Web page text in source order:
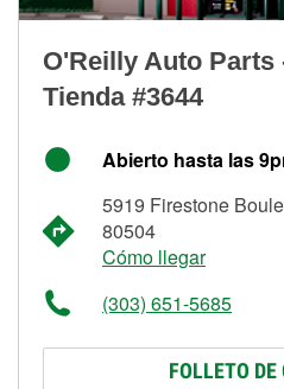
O'Reilly Auto Parts
Tienda #3644
Abierto hasta las
5919 Firestone
80504
Cómo llegar
(303) 651-5685
FOLLETO DE